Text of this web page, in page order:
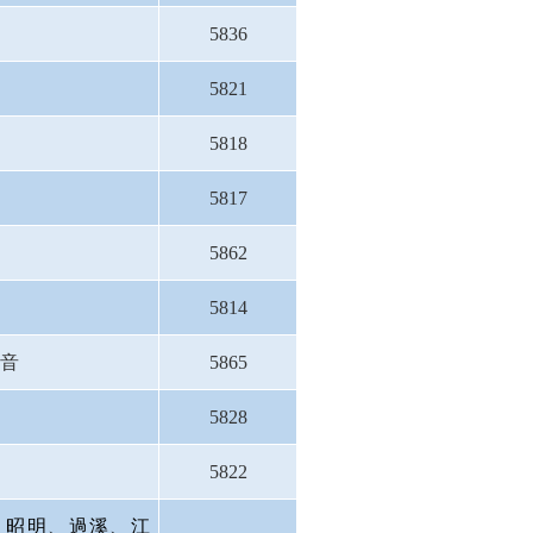
5836
5821
5818
5817
5862
5814
5865
5828
5822
明、過溪、江